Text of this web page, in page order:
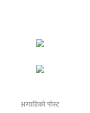
अगाडिकाे पाेस्ट